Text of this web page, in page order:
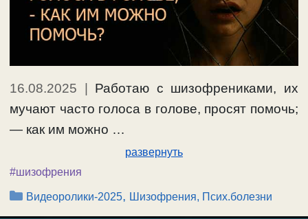
16.08.2025
Работаю с шизофрениками, их
мучают часто голоса в голове, просят помочь;
— как им можно …
развернуть
#шизофрения
Рубрики
Видеоролики-2025, Шизофрения, Псих.болезни